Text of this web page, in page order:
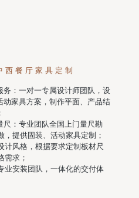
西餐厅家具定制
务：一对一专属设计师团队，设
动家具方案，制作平面、产品结
尺：专业团队全国上门量尺勘
提供固装、活动家具定制；
计风格，根据要求定制板材尺
需求；
业安装团队，一体化的交付体